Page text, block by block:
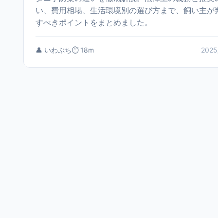
い、費用相場、生活環境別の選び方まで、飼い主が
すべきポイントをまとめました。
👤 いわぶち⏱️ 18m